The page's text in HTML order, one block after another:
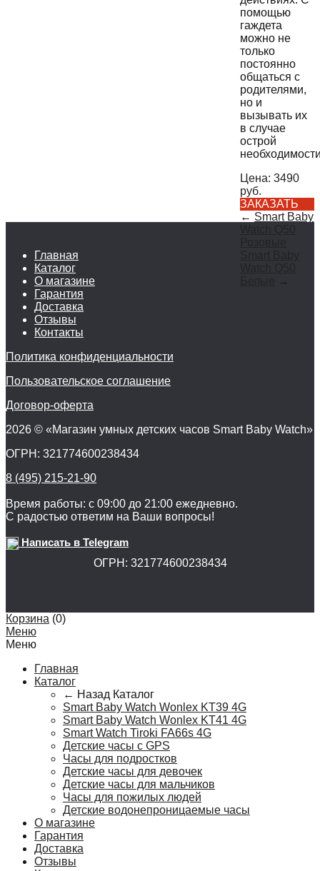
помощью
гаждета
можно не
только
постоянно
общаться с
родителями,
но и
вызывать их
в случае
острой
Цена: 3490
руб.
ЗАКАЗАТЬ
← Smart Baby
→
Главная
Каталог
О магазине
Гарантия
Доставка
Отзывы
Контакты
Политика конфиденциальности
Пользовательское соглашение
Договор-оферта
2026 © «Магазин умных детских часов Smart Baby Watch»
ОГРН: 321774600238434
8 (495) 215-21-90
Время работы: с 09:00 до 21:00 ежедневно.
С радостью ответим на Ваши вопросы!
Написать в Telegram
ОГРН: 321774600238434
Корзина (0)
Меню
Меню
Главная
Каталог
← Назад Каталог
Smart Baby Watch Wonlex KT39 4G
Smart Baby Watch Wonlex KT41 4G
Smart Watch Tiroki FA66s 4G
Детские часы с GPS
Часы для подростков
Детские часы для девочек
Детские часы для мальчиков
Часы для пожилых людей
Детские водонепроницаемые часы
О магазине
Гарантия
Доставка
Отзывы